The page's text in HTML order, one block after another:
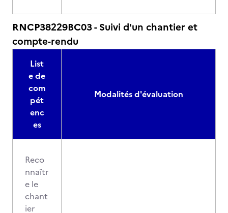
RNCP38229BC03 - Suivi d'un chantier et
compte-rendu
List
e de
com
pét
enc
es
Modalités d'évaluation
Reco
nnaîtr
e le
chant
ier